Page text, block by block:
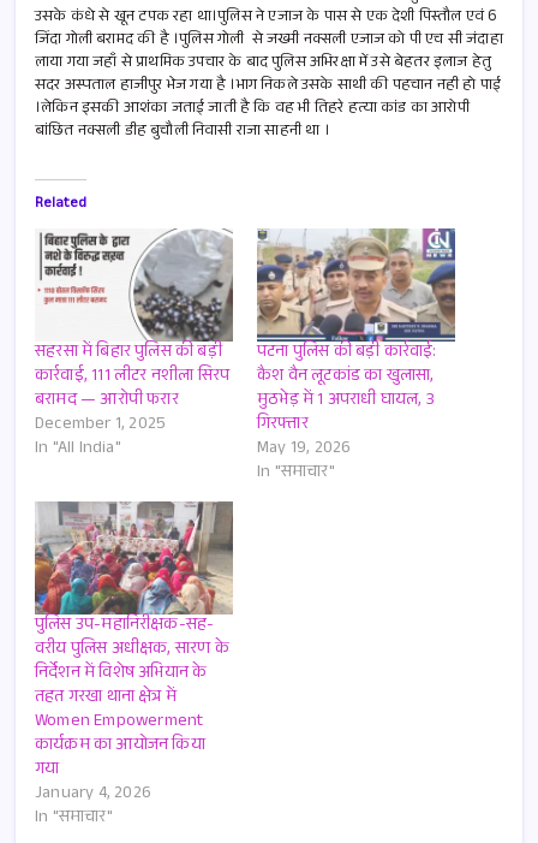
उसके कंधे से खून टपक रहा था।पुलिस ने एजाज के पास से एक देशी पिस्तौल एवं 6
जिंदा गोली बरामद की है ।पुलिस गोली से जख्मी नक्सली एजाज को पी एच सी जंदाहा
लाया गया जहाँ से प्राथमिक उपचार के बाद पुलिस अभिरक्षा में उसे बेहतर इलाज हेतु
सदर अस्पताल हाजीपुर भेज गया है ।भाग निकले उसके साथी की पहचान नही हो पाई
।लेकिन इसकी आशंका जताई जाती है कि वह भी तिहरे हत्या कांड का आरोपी
बांछित नक्सली डीह बुचौली निवासी राजा साहनी था ।
Related
सहरसा में बिहार पुलिस की बड़ी
कार्रवाई, 111 लीटर नशीला सिरप
बरामद — आरोपी फरार
December 1, 2025
In "All India"
पटना पुलिस की बड़ी कार्रवाई:
कैश वैन लूटकांड का खुलासा,
मुठभेड़ में 1 अपराधी घायल, 3
गिरफ्तार
May 19, 2026
In "समाचार"
पुलिस उप-महानिरीक्षक-सह-
वरीय पुलिस अधीक्षक, सारण के
निर्देशन में विशेष अभियान के
तहत गरखा थाना क्षेत्र में
Women Empowerment
कार्यक्रम का आयोजन किया
गया
January 4, 2026
In "समाचार"